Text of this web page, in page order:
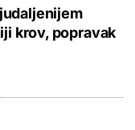
krov, popravak